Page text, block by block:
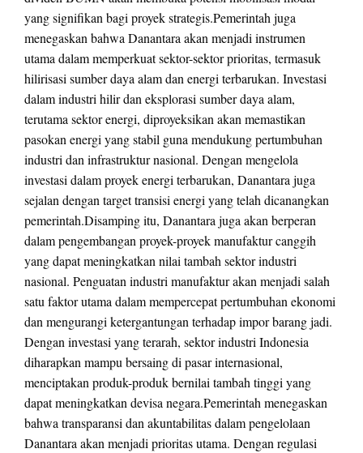
yang signifikan bagi proyek strategis.Pemerintah juga
menegaskan bahwa Danantara akan menjadi instrumen
utama dalam memperkuat sektor-sektor prioritas, termasuk
hilirisasi sumber daya alam dan energi terbarukan. Investasi
dalam industri hilir dan eksplorasi sumber daya alam,
terutama sektor energi, diproyeksikan akan memastikan
pasokan energi yang stabil guna mendukung pertumbuhan
industri dan infrastruktur nasional. Dengan mengelola
investasi dalam proyek energi terbarukan, Danantara juga
sejalan dengan target transisi energi yang telah dicanangkan
pemerintah.Disamping itu, Danantara juga akan berperan
dalam pengembangan proyek-proyek manufaktur canggih
yang dapat meningkatkan nilai tambah sektor industri
nasional. Penguatan industri manufaktur akan menjadi salah
satu faktor utama dalam mempercepat pertumbuhan ekonomi
dan mengurangi ketergantungan terhadap impor barang jadi.
Dengan investasi yang terarah, sektor industri Indonesia
diharapkan mampu bersaing di pasar internasional,
menciptakan produk-produk bernilai tambah tinggi yang
dapat meningkatkan devisa negara.Pemerintah menegaskan
bahwa transparansi dan akuntabilitas dalam pengelolaan
Danantara akan menjadi prioritas utama. Dengan regulasi